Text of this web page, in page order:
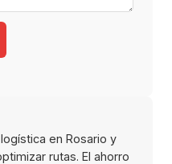
en Rosario y
rutas. El ahorro